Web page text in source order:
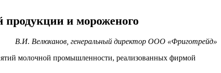
продукции и мороженого
В.И. Велюханов, генеральный директор ООО «Фриготрейд»
молочной промышленности, реализованных фирмой